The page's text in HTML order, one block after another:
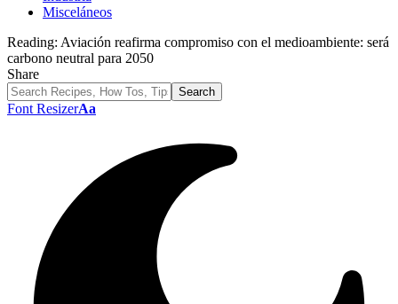
Misceláneos
Reading: Aviación reafirma compromiso con el medioambiente: será
carbono neutral para 2050
Share
Font ResizerAa